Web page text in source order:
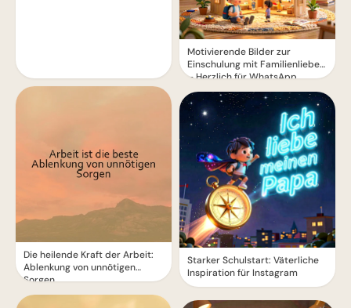
Die heilende Kraft der Arbeit:
Ablenkung von unnötigen
Sorgen
Motivierende Bilder zur
Einschulung mit Familienliebe
– Herzlich für WhatsApp
Starker Schulstart: Väterliche
Inspiration für Instagram